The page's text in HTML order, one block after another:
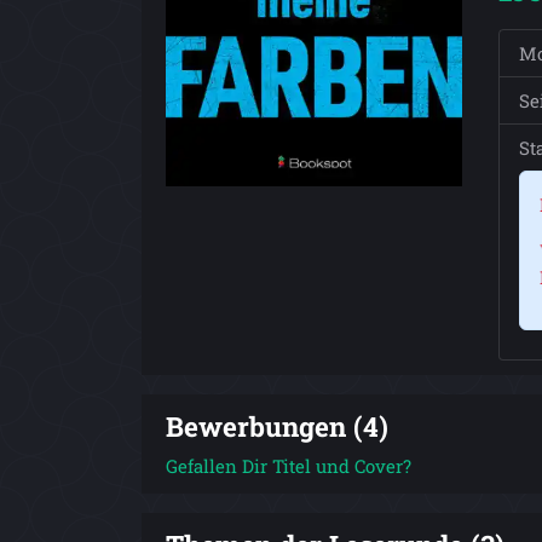
Bewerbungen (4)
Gefallen Dir Titel und Cover?